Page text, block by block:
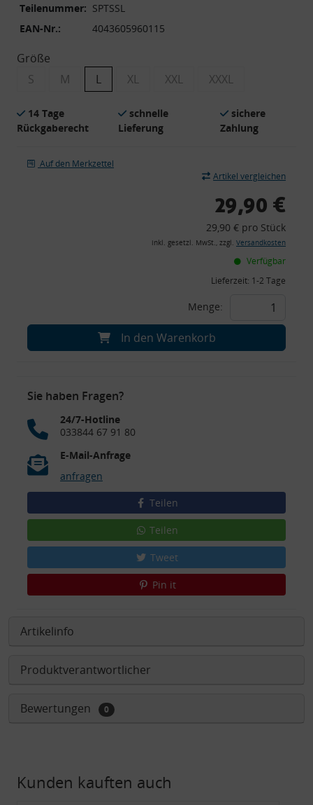
Teilenummer: SPTSSL
EAN-Nr.:
4043605960115
Größe
S
M L XL XXL XXXL
14 Tage
Rückgaberecht
schnelle
Lieferung
sichere
Zahlung
Auf den Merkzettel
Artikel vergleichen
29,90 €
29,90 € pro Stück
inkl. gesetzl. MwSt., zzgl. Versandkosten
Verfügbar
Lieferzeit: 1-2 Tage
Menge:
In den Warenkorb
Sie haben Fragen?
24/7-Hotline
033844 67 91 80
E-Mail-Anfrage
anfragen
Teilen
Teilen
Tweet
Pin it
Artikelinfo
Produktverantwortlicher
Bewertungen 0
Kunden kauften auch